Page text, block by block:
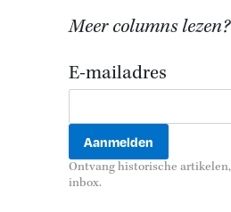
Meer columns
E-mailadres
Ontvang historische
inbox.